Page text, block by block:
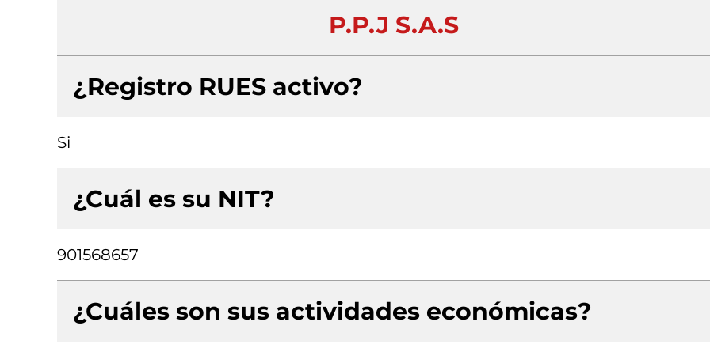
P.P.J S.A.S
¿Registro RUES activo?
Si
¿Cuál es su NIT?
901568657
¿Cuáles son sus actividades económicas?